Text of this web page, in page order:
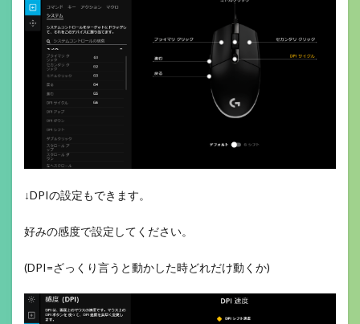
↓DPIの設定もできます。
好みの感度で設定してください。
(DPI=ざっくり言うと動かした時どれだけ動くか)